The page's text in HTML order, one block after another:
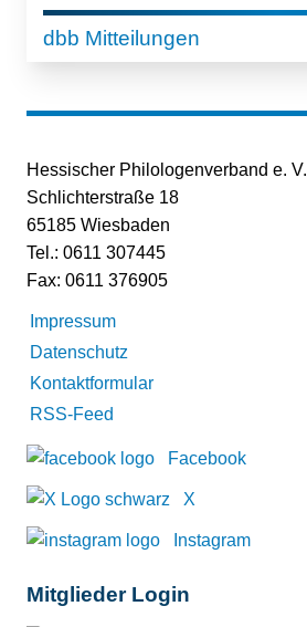
dbb Mitteilungen
Hessischer Philologenverband e. V.
Schlichterstraße 18
65185 Wiesbaden
Tel.: 0611 307445
Fax: 0611 376905
Impressum
Datenschutz
Kontaktformular
RSS-Feed
Facebook
X
Instagram
Mitglieder Login